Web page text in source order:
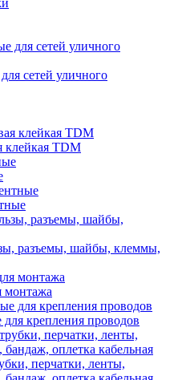
сетей уличного
клейкая TDM
разъемы, шайбы, клеммы,
монтажа
крепления проводов
перчатки, ленты,